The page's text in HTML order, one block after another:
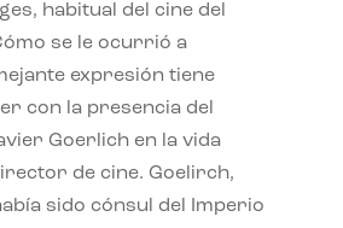
habitual del cine del
se le ocurrió a
expresión tiene
con la presencia del
Goerlich en la vida
de cine. Goelirch,
sido cónsul del Imperio